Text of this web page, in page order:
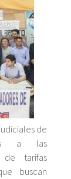
de
a las
de tarifas
buscan